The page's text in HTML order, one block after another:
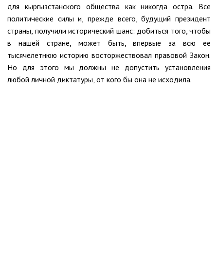
для кыргызстанского общества как никогда остра. Все
политические силы и, прежде всего, будущий президент
страны, получили исторический шанс: добиться того, чтобы
в нашей стране, может быть, впервые за всю ее
тысячелетнюю историю восторжествовал правовой Закон.
Но для этого мы должны не допустить установления
любой личной диктатуры, от кого бы она не исходила.